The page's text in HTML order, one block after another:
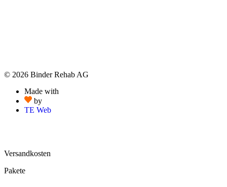
© 2026 Binder Rehab AG
Made with
by
TE Web
Versandkosten
Pakete